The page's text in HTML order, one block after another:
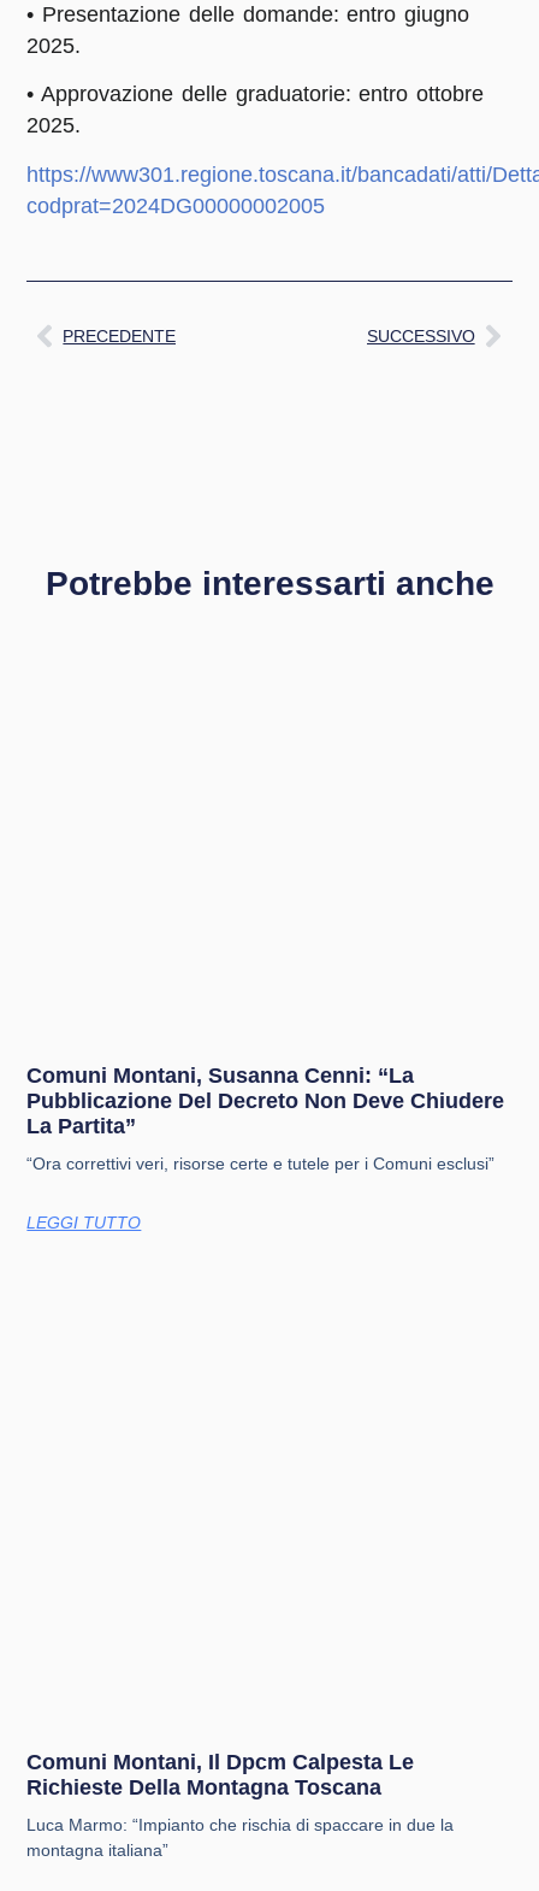
• Presentazione delle domande: entro giugno
2025.
• Approvazione delle graduatorie: entro ottobre
2025.
https://www301.regione.toscana.it/bancadati/atti/
codprat=2024DG00000002005
PRECEDENTE SUCCESSIVO
Potrebbe interessarti anche
Comuni Montani, Susanna Cenni: “La
Pubblicazione Del Decreto Non Deve Chiudere
La Partita”
“Ora correttivi veri, risorse certe e tutele per i Comuni esclusi”
LEGGI TUTTO
Comuni Montani, Il Dpcm Calpesta Le
Richieste Della Montagna Toscana
Luca Marmo: “Impianto che rischia di spaccare in due la
montagna italiana”